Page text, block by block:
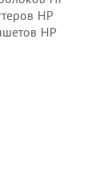
HP
HP